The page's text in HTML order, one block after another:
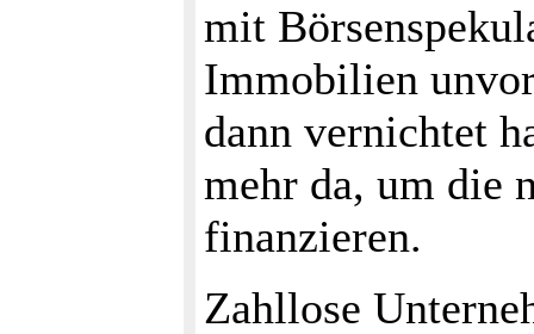
mit
Immobilien
dann vernichtet
mehr da, um die
finanzieren.
Zahllose